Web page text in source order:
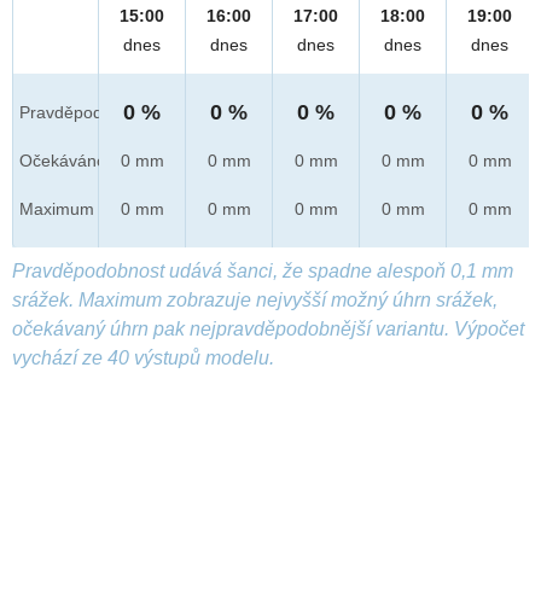
Pravděpod.
Očekáváno
Maximum
15:00
dnes
0 %
0 mm
0 mm
16:00
dnes
0 %
0 mm
0 mm
17:00
dnes
0 %
0 mm
0 mm
18:00
dnes
0 %
0 mm
0 mm
19:00
dnes
0 %
0 mm
0 mm
Pravděpodobnost udává šanci, že spadne alespoň 0,1 mm
srážek. Maximum zobrazuje nejvyšší možný úhrn srážek,
očekávaný úhrn pak nejpravděpodobnější variantu. Výpočet
vychází ze 40 výstupů modelu.